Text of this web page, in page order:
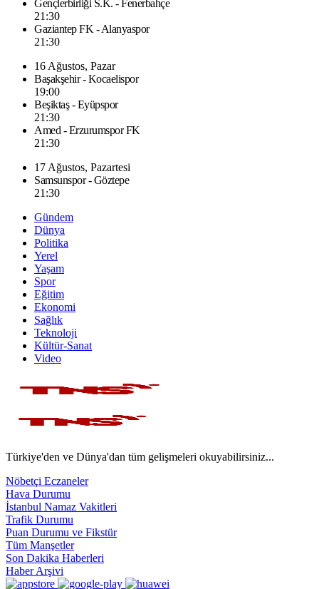
Gençlerbirliği S.K. - Fenerbahçe
21:30
Gaziantep FK - Alanyaspor
21:30
16 Ağustos, Pazar
Başakşehir - Kocaelispor
19:00
Beşiktaş - Eyüpspor
21:30
Amed - Erzurumspor FK
21:30
17 Ağustos, Pazartesi
Samsunspor - Göztepe
21:30
Gündem
Dünya
Politika
Yerel
Yaşam
Spor
Eğitim
Ekonomi
Sağlık
Teknoloji
Kültür-Sanat
Video
Türkiye'den ve Dünya'dan tüm gelişmeleri okuyabilirsiniz...
Nöbetçi Eczaneler
Hava Durumu
İstanbul Namaz Vakitleri
Trafik Durumu
Puan Durumu ve Fikstür
Tüm Manşetler
Son Dakika Haberleri
Haber Arşivi